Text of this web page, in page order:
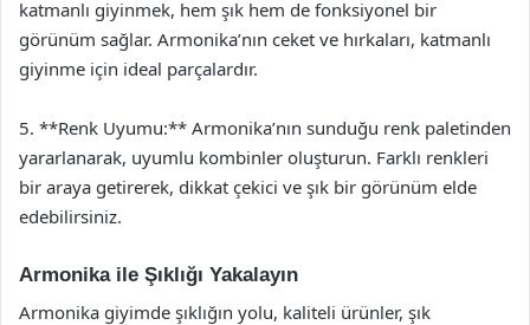
katmanlı giyinmek, hem şık hem de fonksiyonel bir
görünüm sağlar. Armonika’nın ceket ve hırkaları, katmanlı
giyinme için ideal parçalardır.
5. **Renk Uyumu:** Armonika’nın sunduğu renk paletinden
yararlanarak, uyumlu kombinler oluşturun. Farklı renkleri
bir araya getirerek, dikkat çekici ve şık bir görünüm elde
edebilirsiniz.
Armonika ile Şıklığı Yakalayın
Armonika giyimde şıklığın yolu, kaliteli ürünler, şık